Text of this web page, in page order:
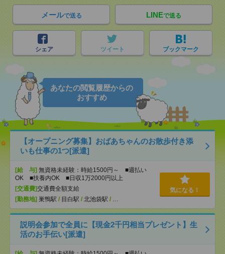
メールで送る LINEで送る
シェア ツイート ブックマーク
あなたの閲覧履歴からの
おすすめ
【オープニング募集】おばあちゃんのお散歩付き添
いも仕事の1つ[派遣]
[給 与] 無資格未経験：時給1500円～ ■週払い
OK ■扶養内OK ■日収1万2000円以上
[交通費]交通費全額支給
[勤務地] 巣鴨駅 / 目白駅 / 北池袋駅 / …
気になる！
説明会参加で全員に【現金2千円相当プレゼント】生
活のお手伝い[派遣]